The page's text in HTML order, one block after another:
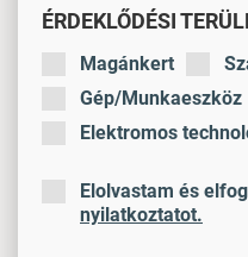
ÉRDEKLŐDÉSI
Magánkert
Gép/Munkaeszköz
Elektromos
Elolvastam és
nyilatkoztatot.